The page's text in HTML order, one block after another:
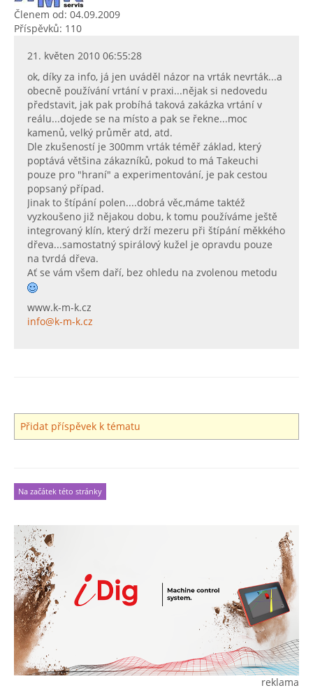
Členem od: 04.09.2009
Příspěvků: 110
21. květen 2010 06:55:28
ok, díky za info, já jen uváděl názor na vrták nevrták...a
obecně používání vrtání v praxi...nějak si nedovedu
představit, jak pak probíhá taková zakázka vrtání v
reálu...dojede se na místo a pak se řekne...moc
kamenů, velký průměr atd, atd.
Dle zkušeností je 300mm vrták téměř základ, který
poptává většina zákazníků, pokud to má Takeuchi
pouze pro "hraní" a experimentování, je pak cestou
popsaný případ.
Jinak to štípání polen....dobrá věc,máme taktéž
vyzkoušeno již nějakou dobu, k tomu používáme ještě
integrovaný klín, který drží mezeru při štípání měkkého
dřeva...samostatný spirálový kužel je opravdu pouze
na tvrdá dřeva.
Ať se vám všem daří, bez ohledu na zvolenou metodu
www.k-m-k.cz
info@k-m-k.cz
Přidat příspěvek k tématu
Na začátek této stránky
reklama